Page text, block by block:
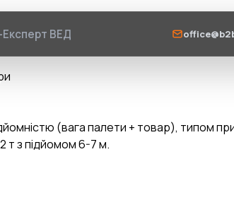
Експерт ВЕД
(вага палети + товар), типом
т з підйомом 6-7 м.